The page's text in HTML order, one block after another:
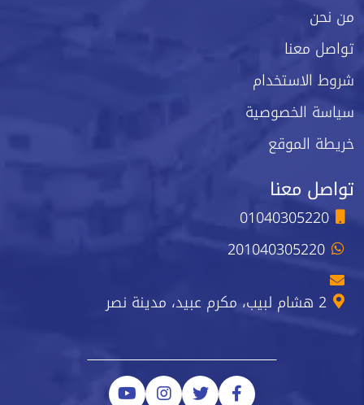
من نحن
تواصل معنا
شروط الاستخدام
سياسة الخصوصية
خريطة الموقع
تواصل معنا
01040305220
201040305220
2 هشام لبيب، مكرم عبيد، مدينة نصر